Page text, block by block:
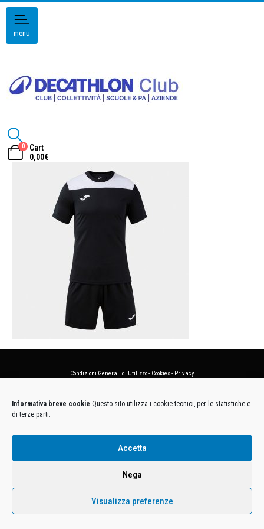
Informativa breve cookie Questo sito utilizza i cookie tecnici, per le statistiche e
di terze parti.
Accetta
Nega
Visualizza preferenze
menu
0
Cart
0,00€
Condizioni Generali di Utilizzo- Cookies- Privacy
Euro 12.500.000 i.v. - C.F. e Iscr. Reg. Imp. Monza e Brianza 02137480964 - R.E.A. MB-1370021 -
P.IVA. 11005760159 - Direzione e coordinamento art. 2497 C.C. DECATHLON SA, Villeneuve